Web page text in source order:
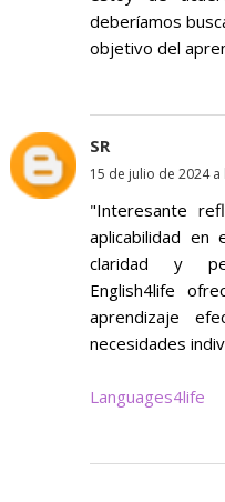
deberíamos
objetivo del
SR
15 de julio de 2024 a
"Interesante
aplicabilidad en
claridad y
English4life
aprendizaje
necesidades
Languages4life